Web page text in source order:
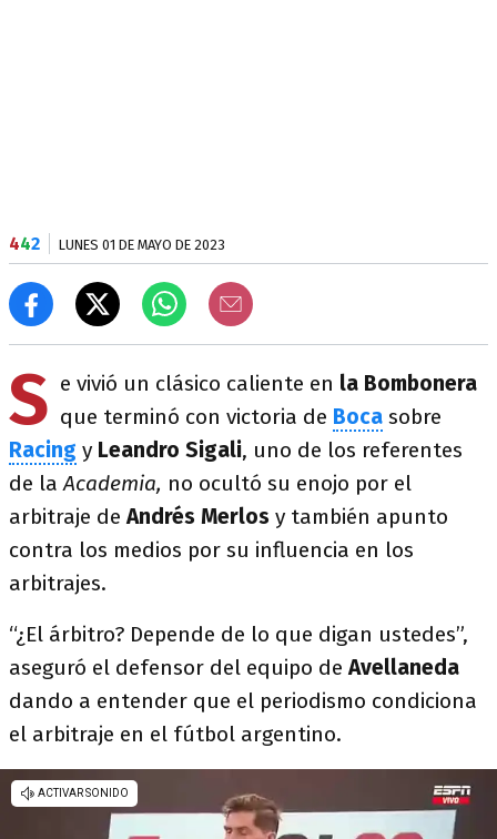
442 LUNES 01 DE MAYO DE 2023
S e vivió un clásico caliente en la Bombonera
que terminó con victoria de Boca sobre
Racing y Leandro Sigali, uno de los referentes
de laAcademia, no ocultó su enojo por el
arbitraje deAndrés Merlos y también apunto
contra los medios por su influencia en los
arbitrajes.
“¿El árbitro? Depende de lo que digan ustedes”,
aseguró el defensor del equipo deAvellaneda
dando a entender que el periodismo condiciona
el arbitraje en el fútbol argentino.